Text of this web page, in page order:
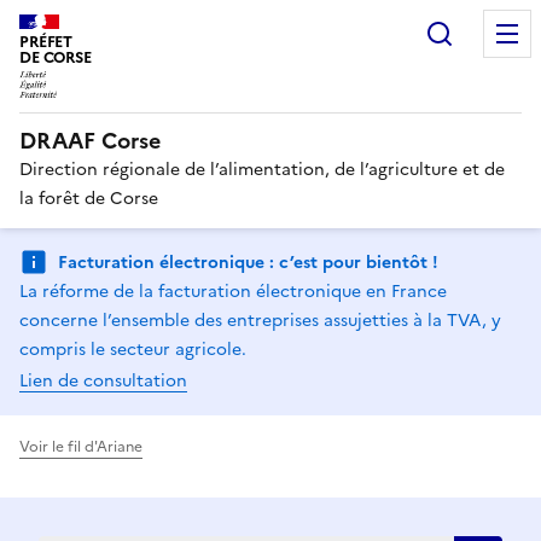
PRÉFET
DE CORSE
DRAAF Corse
Direction régionale de l’alimentation, de l’agriculture et de
la forêt de Corse
Facturation électronique : c’est pour bientôt !
La réforme de la facturation électronique en France
concerne l’ensemble des entreprises assujetties à la TVA, y
compris le secteur agricole.
Lien de consultation
Voir le fil d'Ariane